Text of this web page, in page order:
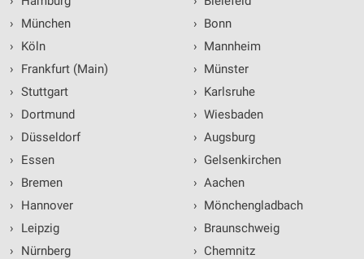
›
München
›
Köln
›
Frankfurt (Main)
› Stuttgart
›
Dortmund
›
Düsseldorf
›
Essen
›
Bremen
›
Hannover
›
Leipzig
›
Nürnberg
› Bonn
› Mannheim
› Münster
› Karlsruhe
› Wiesbaden
› Augsburg
› Gelsenkirchen
› Aachen
› Mönchengladbach
› Braunschweig
› Chemnitz